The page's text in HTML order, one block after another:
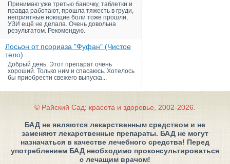
Принимаю уже третью баночку, таблетки и
правда работают, прошла тяжесть в груди,
неприятные ноющие боли тоже прошли,
УЗИ ещё не делала. Очень довольна
результатом. Рекомендую.
Лосьон от псориаза "Фуфан" (Чистое
тело)
Добрый день. Этот препарат очень
хороший. Только ним и спасаюсь. Хотелось
бы приобрести свежего выпуска...
© Райский Сад: красота и здоровье, 2002-2026.
БАД не являются лекарственным средством и не
заменяют лекарственные препараты. БАД не могут
назначаться в качестве лечебного средства! Перед
употреблением БАД необходимо проконсультироваться
с лечащим врачом!